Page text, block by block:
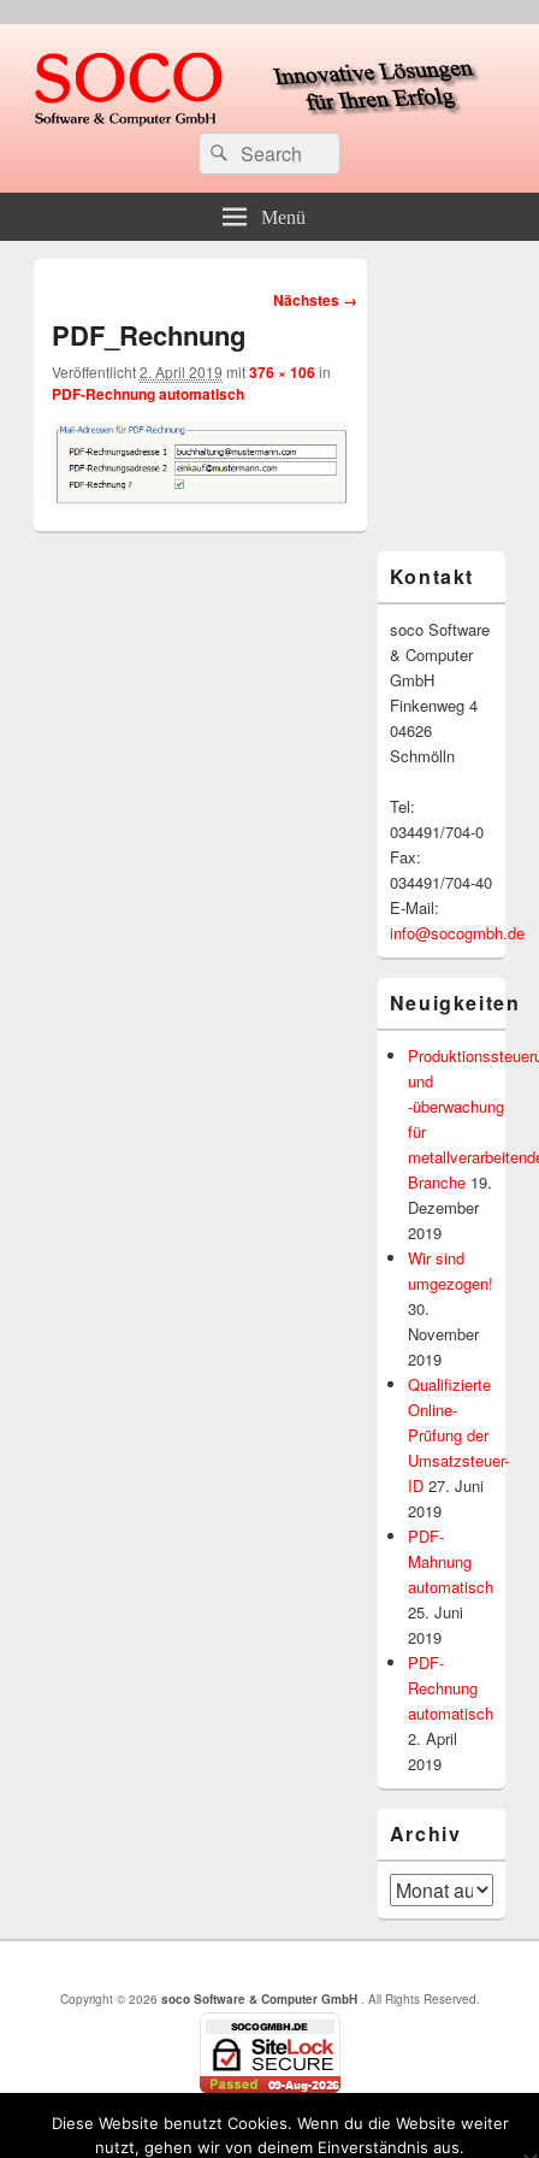
soco Software & Computer GmbH
Suche
nach:
Suchen
Menü
Bilder-
Nächstes →
PDF_Rechnung
Veröffentlicht2. April 2019 mit376 × 106in
PDF-Rechnung automatisch
Seitenleisten-
Widgetbereich
Kontakt
soco Software
& Computer
GmbH
Finkenweg 4
04626
Schmölln
Tel:
034491/704-0
Fax:
034491/704-40
E-Mail:
info@socogmbh.de
Neuigkeiten
und
-überwachung
für
Branche 19.
Dezember
2019
Wir sind
umgezogen!
30.
November
2019
Qualifizierte
Online-
Prüfung der
Umsatzsteuer-
ID 27. Juni
2019
PDF-
Mahnung
automatisch
25. Juni
2019
PDF-
Rechnung
automatisch
2. April
2019
Archiv
Archiv
Copyright © 2026 soco Software & Computer GmbH . All Rights Reserved.
Diese Website benutzt Cookies. Wenn du die Website weiter
nutzt, gehen wir von deinem Einverständnis aus.